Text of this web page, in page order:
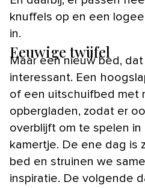
knuffels op en een
in.
Eeuwige twijfel
Maar een nieuw bed,
interessant. Een
of een uitschuifbed met
opbergladen, zodat er
overblijft om te spelen
kamertje. De ene dag is
bed en struinen we
inspiratie. De volgende